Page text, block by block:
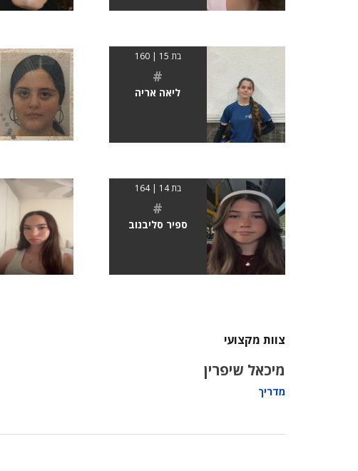
בת 15 | 160
#
ליאה אריה
בת 14 | 164
#
ספיר סליבנוב
צוות מקצועי
מיכאל שיפרין
מדריך